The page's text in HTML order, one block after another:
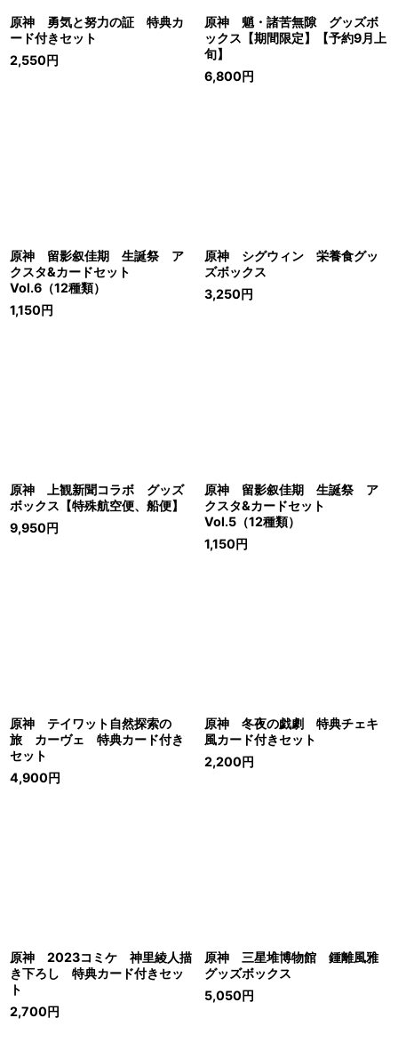
原神 勇気と努力の証 特典カ
ード付きセット
2,550円
原神 魈・諸苦無隙 グッズボ
ックス【期間限定】【予約9月上
旬】
6,800円
原神 留影叙佳期 生誕祭 ア
クスタ&カードセット
Vol.6（12種類）
1,150円
原神 シグウィン 栄養食グッ
ズボックス
3,250円
原神 上観新聞コラボ グッズ
ボックス【特殊航空便、船便】
9,950円
原神 留影叙佳期 生誕祭 ア
クスタ&カードセット
Vol.5（12種類）
1,150円
原神 テイワット自然探索の
旅 カーヴェ 特典カード付き
セット
4,900円
原神 冬夜の戯劇 特典チェキ
風カード付きセット
2,200円
原神 2023コミケ 神里綾人描
き下ろし 特典カード付きセッ
ト
2,700円
原神 三星堆博物館 鍾離風雅
グッズボックス
5,050円